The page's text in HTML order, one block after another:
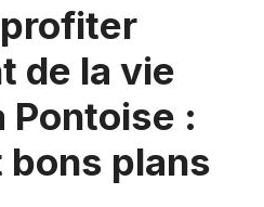
de la vie
Pontoise :
plans